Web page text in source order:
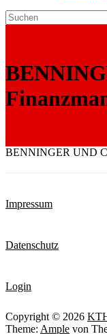
BENNINGER UND
Impressum
Datenschutz
Login
Copyright © 2026
Theme: Ample von